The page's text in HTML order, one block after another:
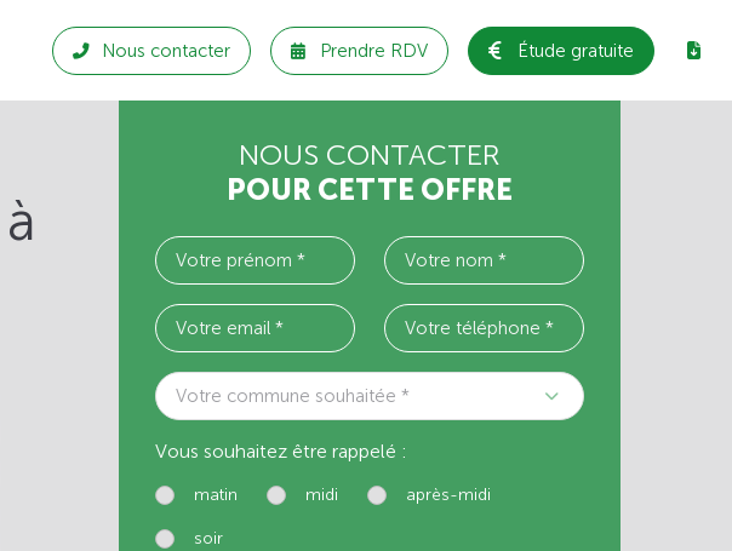
Nous contacter Prendre RDV Étude gratuite
NOUS CONTACTER
POUR CETTE OFFRE
Votre commune souhaitée *
Vous souhaitez être rappelé :
matin midi après-midi
soir